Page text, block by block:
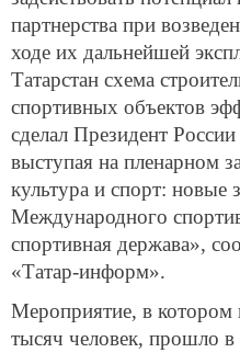
партнерства при
ходе их дальнейшей
Татарстан схема
спортивных объектов
сделал Президент
выступая на пленарном
культура и спорт: новые
Международного
спортивная держава»,
«Татар-информ».
Мероприятие, в котором
тысяч человек, прошло в